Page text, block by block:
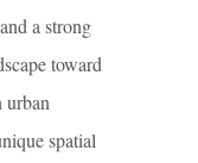
a strong
toward
urban
spatial